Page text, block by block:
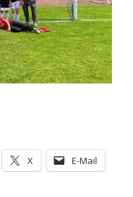
X E-Mail